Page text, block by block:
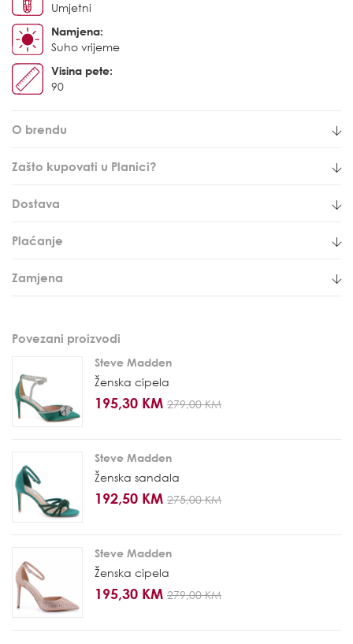
Umjetni
Namjena:
Suho vrijeme
Visina pete:
90
O brendu
Zašto kupovati u Planici?
Dostava
Plaćanje
Zamjena
Povezani proizvodi
Steve Madden
Ženska cipela
195,30 KM 279,00 KM
Steve Madden
Ženska sandala
192,50 KM 275,00 KM
Steve Madden
Ženska cipela
195,30 KM 279,00 KM